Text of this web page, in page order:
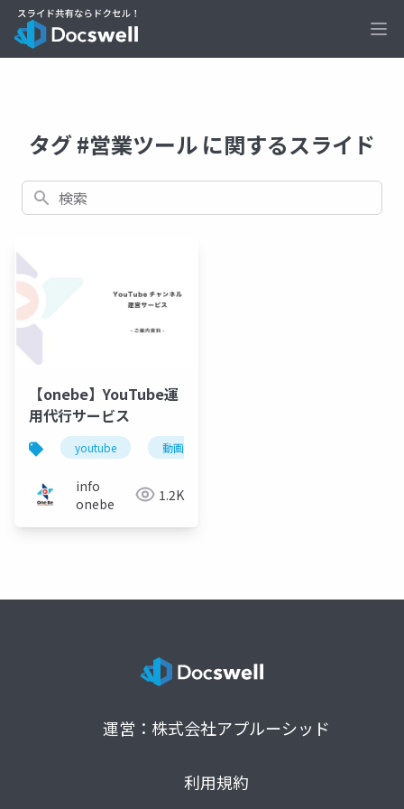
タグ #営業ツール に関するスライド
検索
【onebe】YouTube運
用代行サービス
youtube 動画制作
info
onebe
1.2K
運営：株式会社アプルーシッド
利用規約